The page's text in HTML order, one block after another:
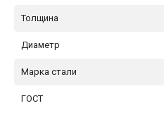
Толщина
Диаметр
Марка стали
ГОСТ